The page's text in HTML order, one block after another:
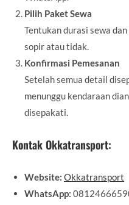
Pilih Paket Sewa
Tentukan durasi sewa
sopir atau tidak.
Konfirmasi Pemesanan
Setelah semua detail
menunggu kendaraan
disepakati.
Kontak Okkatransport:
Website: Okkatransport
WhatsApp: